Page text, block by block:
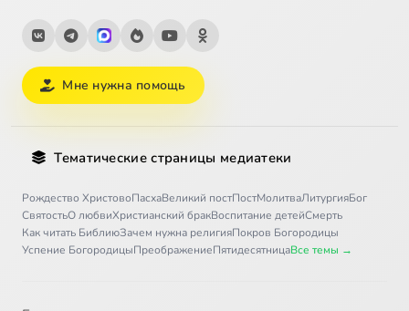
Мне нужна помощь
Тематические страницы медиатеки
Рождество ХристовоПасхаВеликий постПостМолитваЛитургияБог
СвятостьО любвиХристианский бракВоспитание детейСмерть
Как читать БиблиюЗачем нужна религияПокров Богородицы
Успение БогородицыПреображениеПятидесятницаВсе темы →